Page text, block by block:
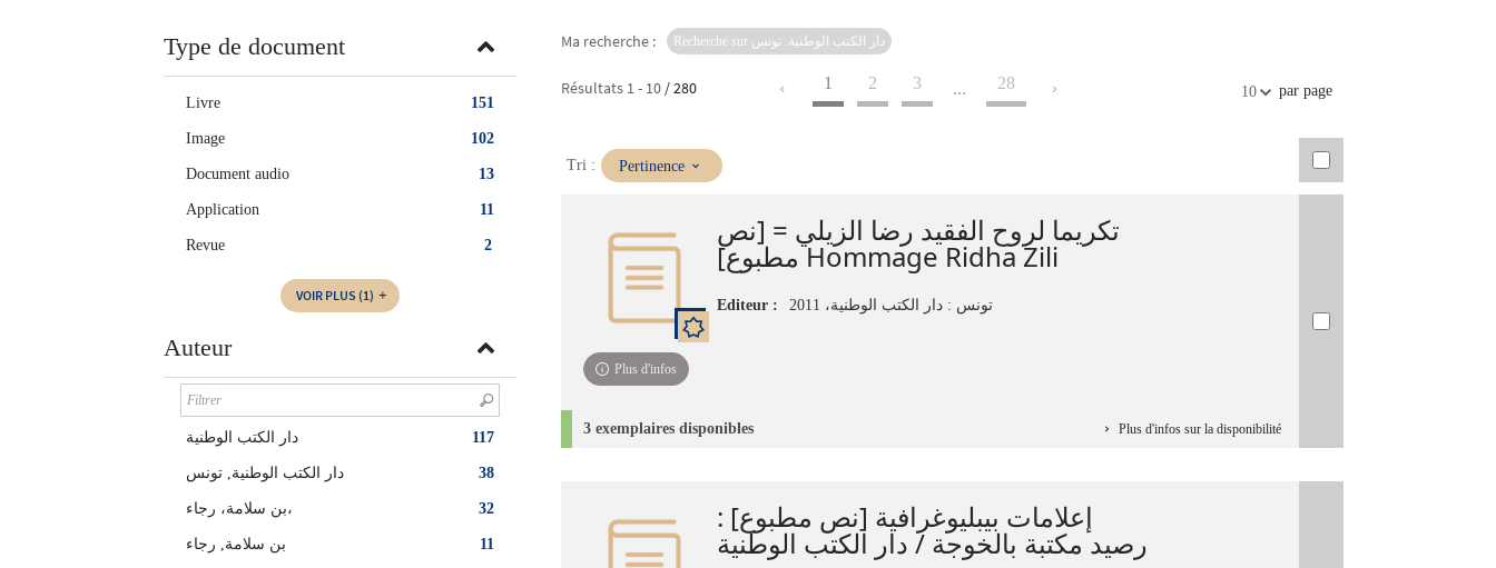
Ma recherche : Recherche sur دار الكتب الوطنية. تونس
Résultats 1 - 10 / 280 1 2 3 ... 28 10 par page
Tri :(Mise
immédiate)
Pertinence
تكريما لروح الفقيد رضا الزيلي = [نص
مطبوع] Hommage Ridha Zili
Editeur : تونس : دار الكتب الوطنية، 2011
Plus d'infos
3 exemplaires disponibles Plus d'infos sur la disponibilité
إعلامات بيبليوغرافية [نص مطبوع] :
رصيد مكتبة بالخوجة / دار الكتب الوطنية
Type de document
151
Livre
102
Image
13
Document audio
11
Application
2
Revue
VOIR PLUS (1)
Auteur
117 دار الكتب الوطنية
38 دار الكتب الوطنية, تونس
32 بن سلامة، رجاء،
11 بن سلامة‏, ‏رجاء‏